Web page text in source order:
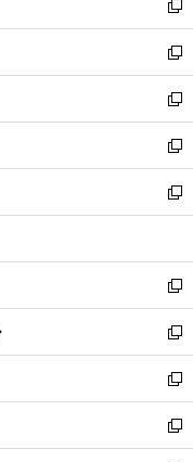
く
で
開
く
ド
ウ
で
開
く
ィ
ン
ド
ウ
で
開
く
い
ウ
ィ
ン
ド
ウ
で
開
く
新
し
い
ウ
ィ
ン
ド
ウ
で
開
新
し
い
ウ
ィ
ン
ド
ウ
開
く
新
し
い
ウ
ィ
ン
ウ
で
開
く
新
し
い
ウ
ン
ド
ウ
で
開
く
新
し
ウ
ィ
ン
ド
ウ
で
開
く
新
し
い
ウ
ィ
ン
ド
ウ
新
し
い
ウ
ィ
ン
新
し
い
ウ
新
し